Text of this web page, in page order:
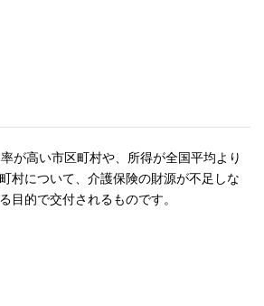
が高い市区町村や、所得が全国平均より
村について、介護保険の財源が不足しな
目的で交付されるものです。